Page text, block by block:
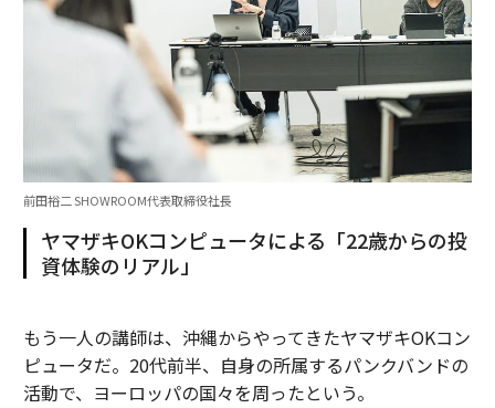
前田裕二 SHOWROOM代表取締役社長
ヤマザキOKコンピュータによる「22歳からの投
資体験のリアル」
もう一人の講師は、沖縄からやってきたヤマザキOKコン
ピュータだ。20代前半、自身の所属するパンクバンドの
活動で、ヨーロッパの国々を周ったという。